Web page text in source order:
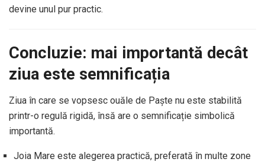
devine unul pur practic.
Concluzie: mai importantă decât
ziua este semnificația
Ziua în care se vopsesc ouăle de Paște nu este stabilită
printr-o regulă rigidă, însă are o semnificație simbolică
importantă.
Joia Mare este alegerea practică, preferată în multe zone